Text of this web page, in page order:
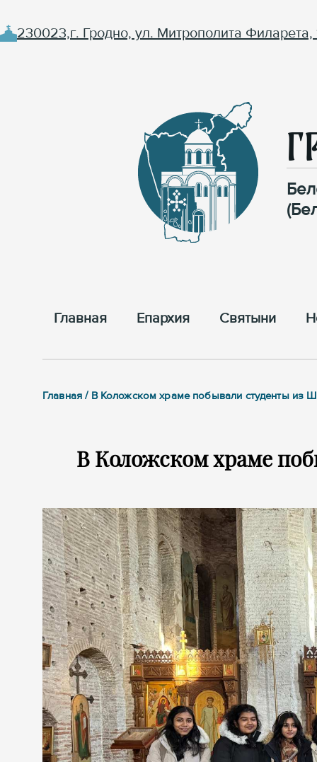
230023,г. Гродно, ул. Митрополита Филарета,
Главная Епархия Cвятыни
Главная / В Коложском храме побывали студенты из
В Коложском храме